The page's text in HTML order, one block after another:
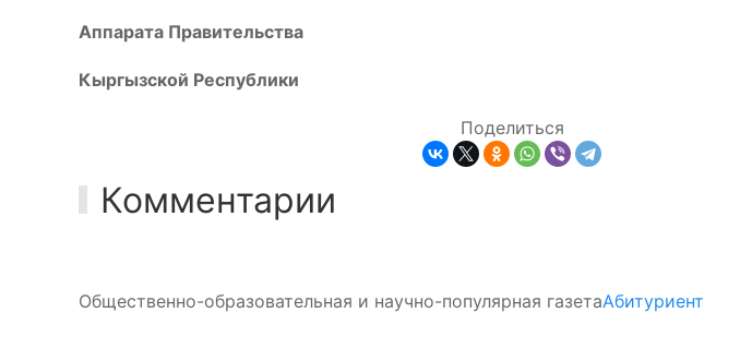
Аппарата Правительства
Кыргызской Республики
Поделиться
Комментарии
Общественно-образовательная и научно-популярная газетаАбитуриент